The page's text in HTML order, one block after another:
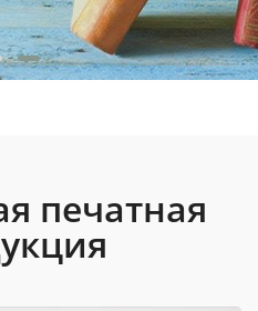
печатная